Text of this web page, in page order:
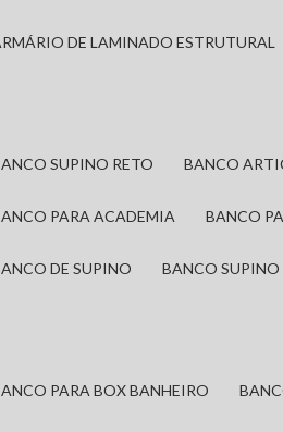
ARMÁRIO DE LAMINADO ESTRUTURAL
BANCO SUPINO RETO BANCO
BANCO PARA ACADEMIA BANCO
BANCO DE SUPINO BANCO SUPINO
BANCO PARA BOX BANHEIRO